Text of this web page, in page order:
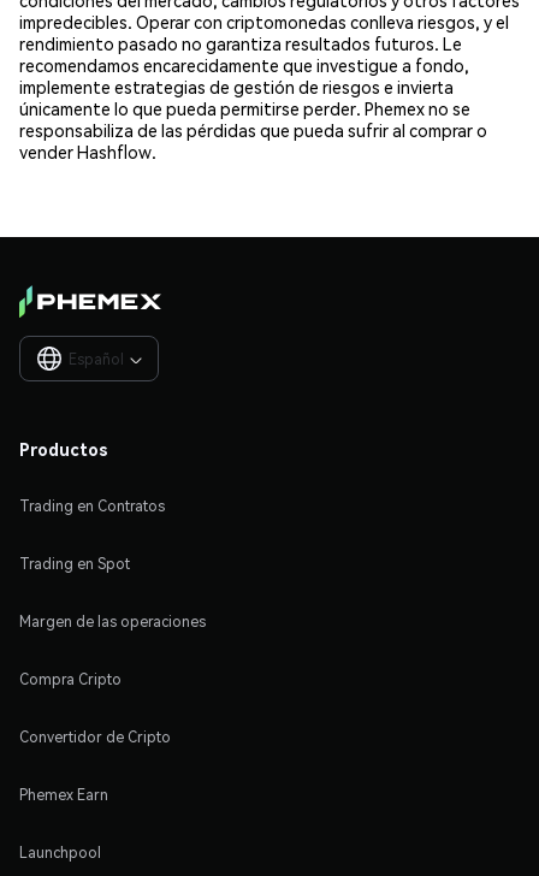
impredecibles. Operar con criptomonedas conlleva riesgos, y el
rendimiento pasado no garantiza resultados futuros. Le
recomendamos encarecidamente que investigue a fondo,
implemente estrategias de gestión de riesgos e invierta
únicamente lo que pueda permitirse perder. Phemex no se
responsabiliza de las pérdidas que pueda sufrir al comprar o
vender Hashflow.
Español 
Productos
Trading en Contratos
Trading en Spot
Margen de las operaciones
Compra Cripto
Convertidor de Cripto
Phemex Earn
Launchpool